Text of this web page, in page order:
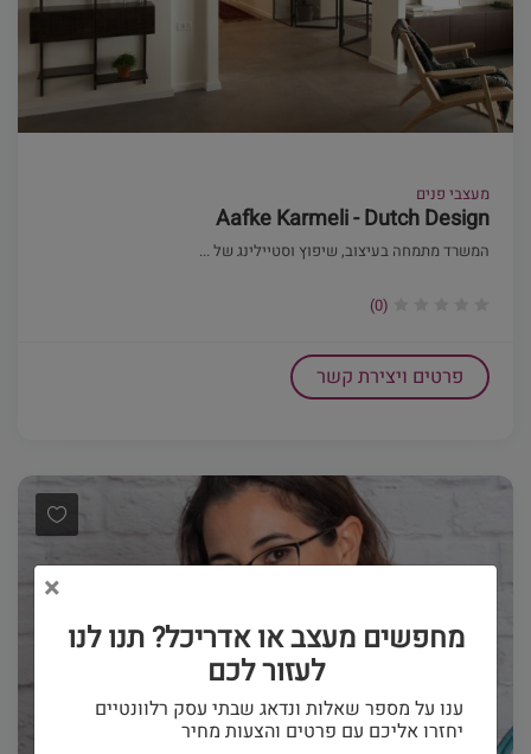
מעצבי פנים
Aafke Karmeli - Dutch Design
המשרד מתמחה בעיצוב, שיפוץ וסטיילינג של ...
(0)
פרטים ויצירת קשר
×
מחפשים מעצב או אדריכל? תנו לנו
לעזור לכם
ענו על מספר שאלות ונדאג שבתי עסק רלוונטיים
יחזרו אליכם עם פרטים והצעות מחיר